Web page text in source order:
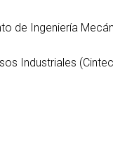
de Ingeniería
Industriales